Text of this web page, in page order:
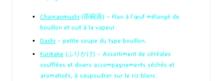
Chawanmushi (茶碗蒸) – Flan à l’œuf mélangé de
bouillon et cuit à la vapeur.
Dashi – petite soupe du type bouillon.
Furikake (ふりかけ) – Assortiment de céréales
soufflées et divers accompagnements séchés et
aromatisés, à saupoudrer sur le riz blanc.